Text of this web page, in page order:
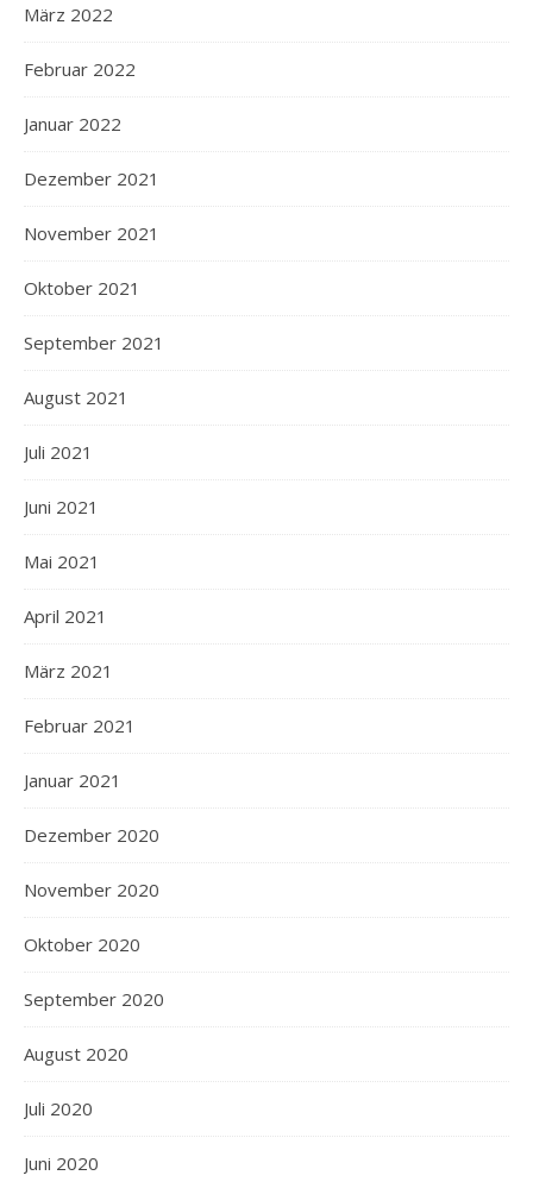
März 2022
Februar 2022
Januar 2022
Dezember 2021
November 2021
Oktober 2021
September 2021
August 2021
Juli 2021
Juni 2021
Mai 2021
April 2021
März 2021
Februar 2021
Januar 2021
Dezember 2020
November 2020
Oktober 2020
September 2020
August 2020
Juli 2020
Juni 2020